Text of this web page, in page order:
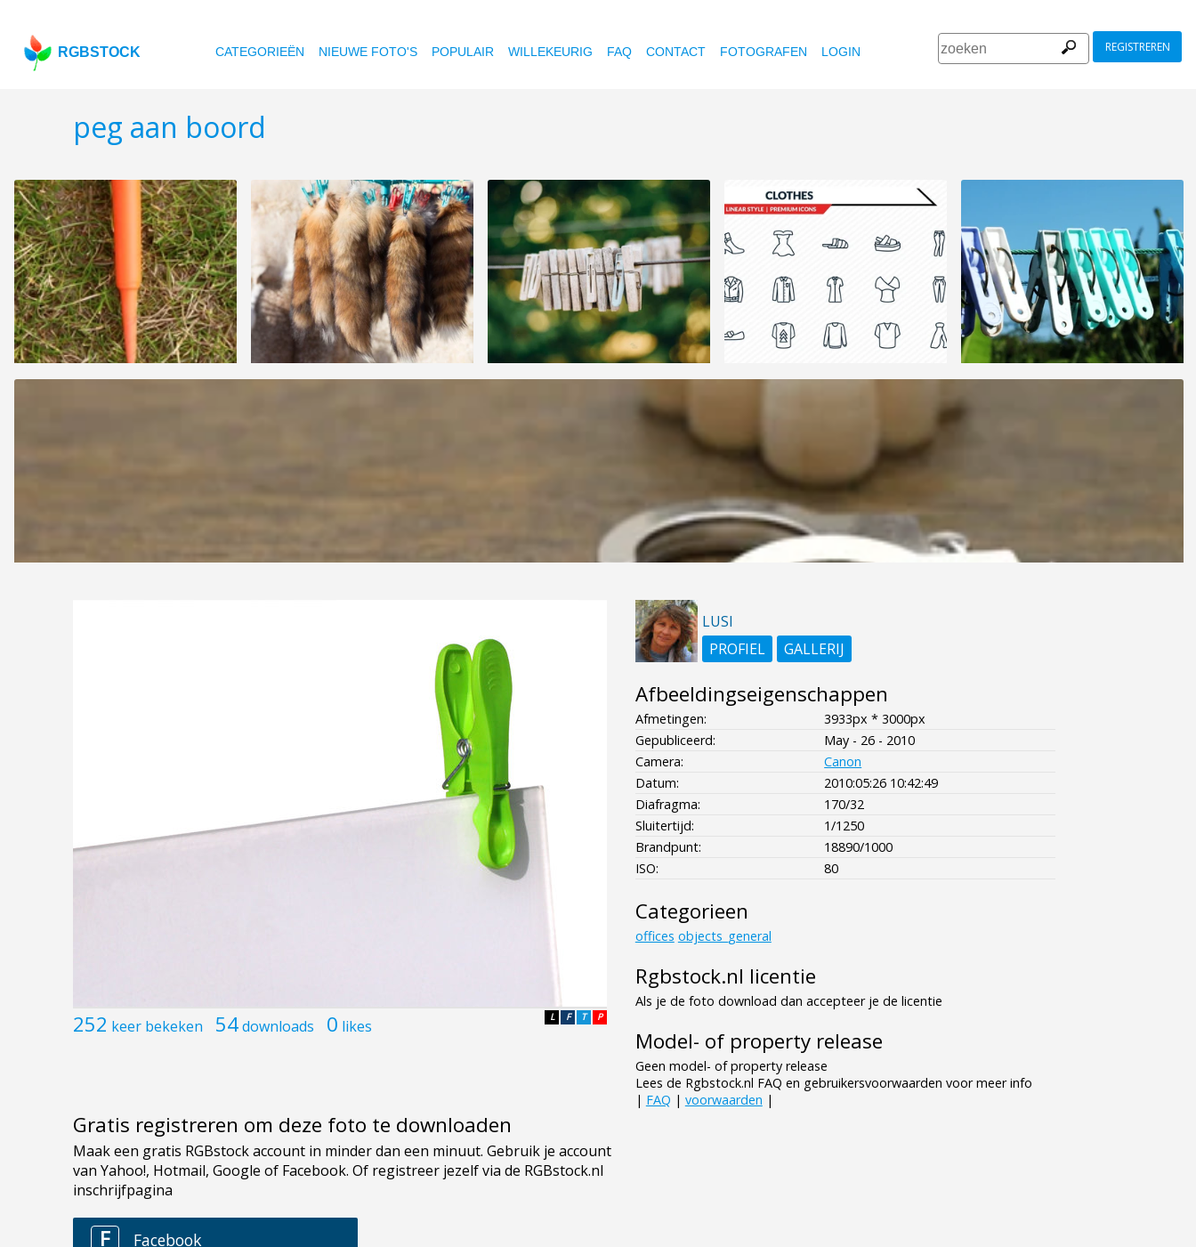
RGBSTOCK CATEGORIEËN NIEUWE FOTO'S POPULAIR WILLEKEURIG FAQ CONTACT FOTOGRAFEN LOGIN REGISTREREN
peg aan boord
252 keer bekeken 54downloads 0 likes P
T
F
L
Gratis registreren om deze foto te downloaden
LUSI
PROFIEL
GALLERIJ
Afbeeldingseigenschappen
Afmetingen:
3933px * 3000px
Gepubliceerd:
May - 26 - 2010
Camera:
Canon
Datum:
2010:05:26 10:42:49
Diafragma:
170/32
Sluitertijd:
1/1250
Brandpunt:
18890/1000
ISO:
80
Categorieen
offices objects_general
Rgbstock.nl licentie
Als je de foto download dan accepteer je de licentie
Model- of property release
Geen model- of property release
Lees de Rgbstock.nl FAQ en gebruikersvoorwaarden voor meer info
| FAQ | voorwaarden |